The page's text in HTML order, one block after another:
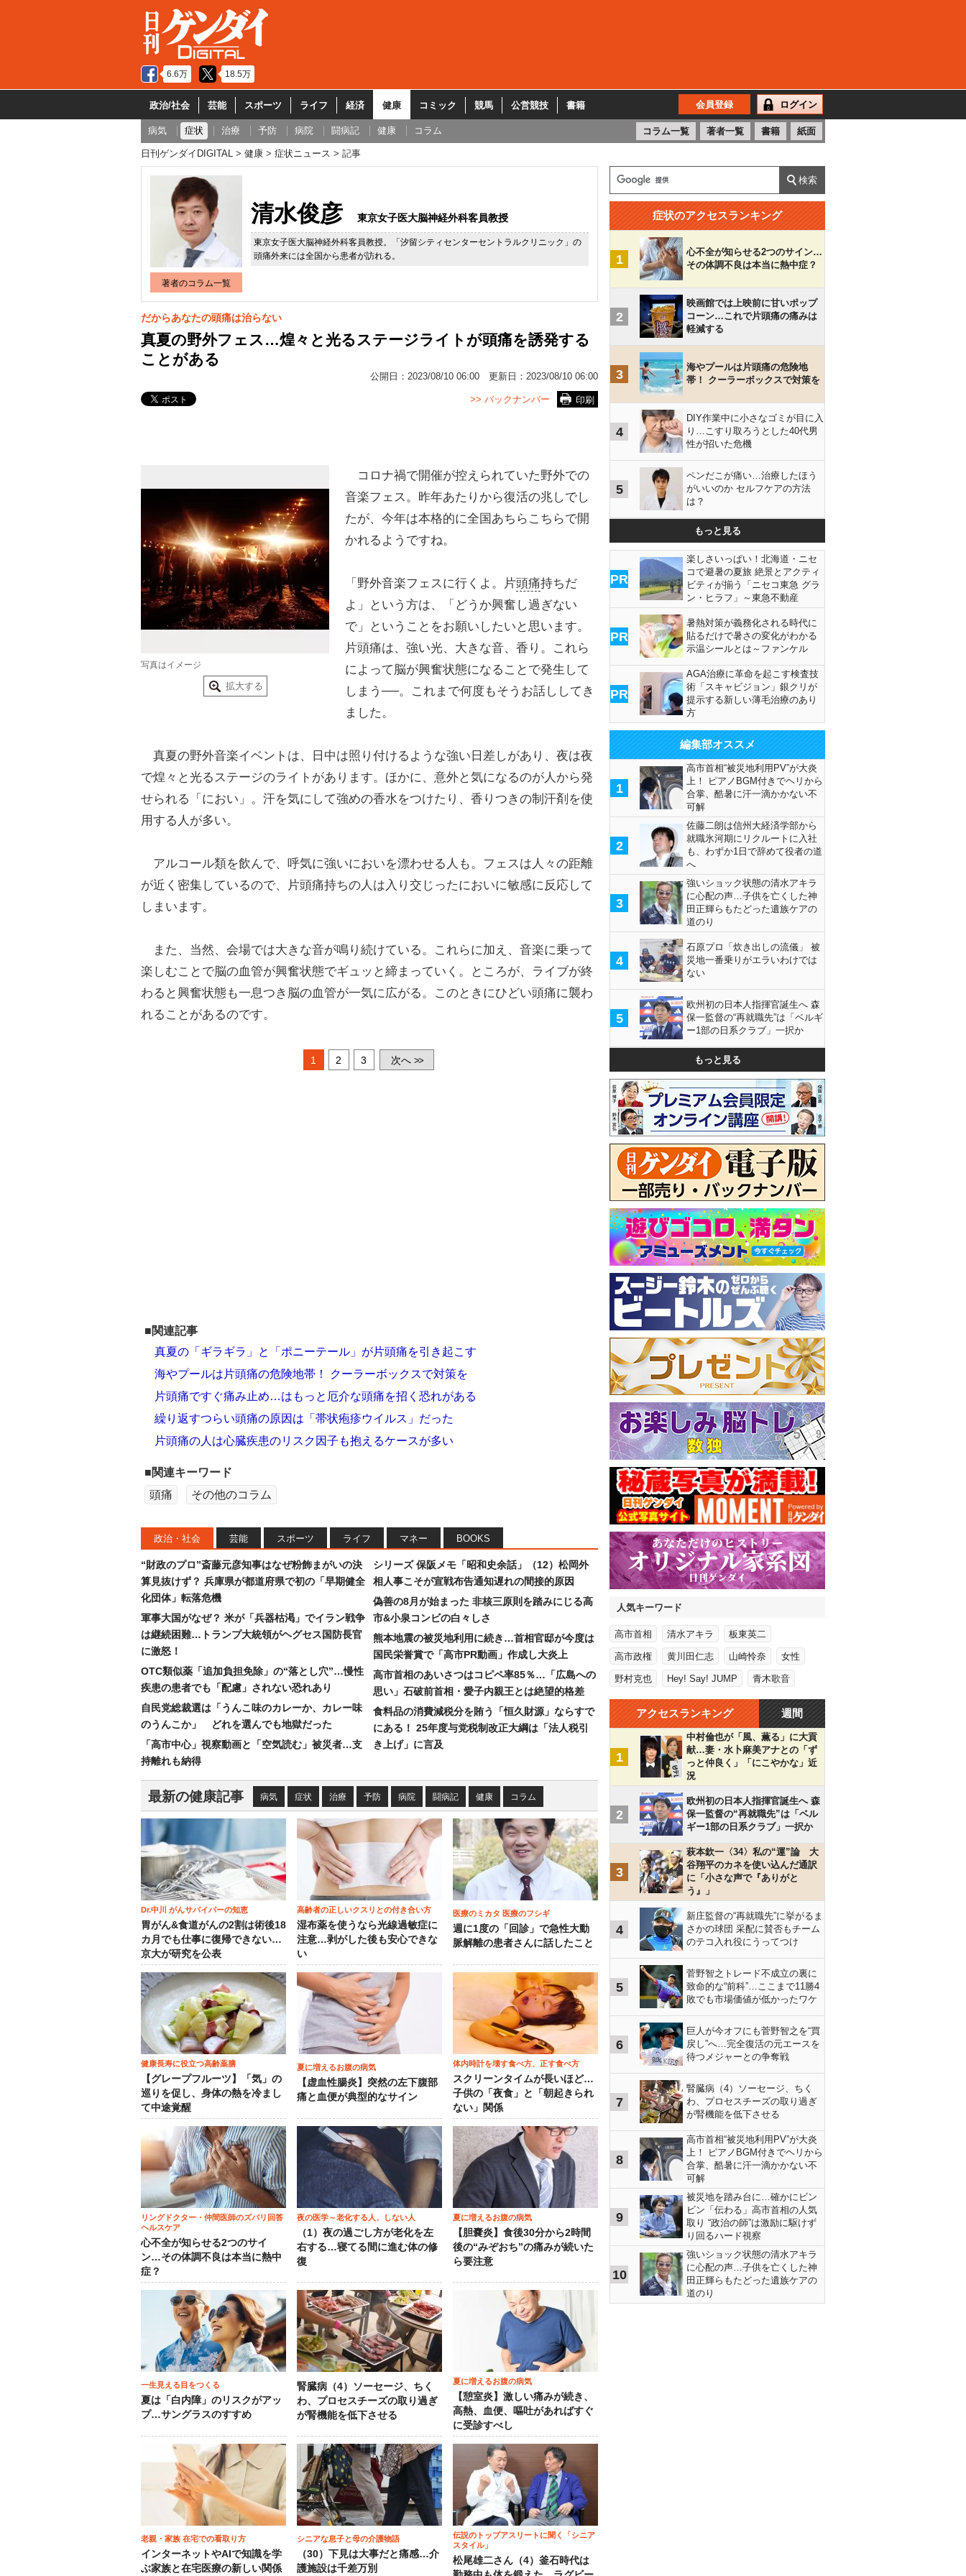
6.6万 18.5万
政治/社会 芸能 スポーツ ライフ 経済 健康 コミック 競馬 公営競技 書籍 会員登録 ログイン
病気 症状 治療 予防 病院 闘病記 健康 コラム コラム一覧 著者一覧 書籍 紙面
日刊ゲンダイDIGITAL 健康 症状ニュース 記事
著者のコラム一覧
清水俊彦 東京女子医大脳神経外科客員教授
東京女子医大脳神経外科客員教授。「汐留シティセンターセントラルクリニック」の
頭痛外来には全国から患者が訪れる。
だからあなたの頭痛は治らない
真夏の野外フェス…煌々と光るステージライトが頭痛を誘発する
ことがある
公開日： 2023/08/10 06:00 更新日： 2023/08/10 06:00
印刷
>> バックナンバー
写真はイメージ
拡大する
コロナ禍で開催が控えられていた野外での
音楽フェス。昨年あたりから復活の兆しでし
たが、今年は本格的に全国あちらこちらで開
かれるようですね。
「野外音楽フェスに行くよ。片頭痛持ちだ
よ」という方は、「どうか興奮し過ぎない
で」ということをお願いしたいと思います。
片頭痛は、強い光、大きな音、香り。これら
によって脳が興奮状態になることで発生して
しまう──。これまで何度もそうお話ししてき
ました。
真夏の野外音楽イベントは、日中は照り付けるような強い日差しがあり、夜は夜
で煌々と光るステージのライトがあります。ほかに、意外と気になるのが人から発
せられる「におい」。汗を気にして強めの香水をつけたり、香りつきの制汗剤を使
用する人が多い。
アルコール類を飲んで、呼気に強いにおいを漂わせる人も。フェスは人々の距離
が近く密集しているので、片頭痛持ちの人は入り交じったにおいに敏感に反応して
しまいます。
また、当然、会場では大きな音が鳴り続けている。これらに加え、音楽に乗って
楽しむことで脳の血管が興奮状態でギュッと締まっていく。ところが、ライブが終
わると興奮状態も一息つき脳の血管が一気に広がる。このときにひどい頭痛に襲わ
れることがあるのです。
1 2 3 次へ >>
■関連記事
真夏の「ギラギラ」と「ポニーテール」が片頭痛を引き起こす
海やプールは片頭痛の危険地帯！ クーラーボックスで対策を
片頭痛ですぐ痛み止め…はもっと厄介な頭痛を招く恐れがある
繰り返すつらい頭痛の原因は「帯状疱疹ウイルス」だった
片頭痛の人は心臓疾患のリスク因子も抱えるケースが多い
■関連キーワード
頭痛
その他のコラム
政治・社会 芸能 スポーツ ライフ マネー BOOKS
“財政のプロ”斎藤元彦知事はなぜ粉飾まがいの決
算見抜けず？ 兵庫県が都道府県で初の「早期健全
化団体」転落危機
軍事大国がなぜ？ 米が「兵器枯渇」でイラン戦争
は継続困難…トランプ大統領がヘグセス国防長官
に激怒！
OTC類似薬「追加負担免除」の“落とし穴”…慢性
疾患の患者でも「配慮」されない恐れあり
自民党総裁選は「うんこ味のカレーか、カレー味
のうんこか」 どれを選んでも地獄だった
「高市中心」視察動画と「空気読む」被災者…支
持離れも納得
シリーズ 保阪メモ「昭和史余話」（12）松岡外
相人事こそが宣戦布告通知遅れの間接的原因
偽善の8月が始まった 非核三原則を踏みにじる高
市&小泉コンビの白々しさ
熊本地震の被災地利用に続き…首相官邸が今度は
国民栄誉賞で「高市PR動画」作成し大炎上
高市首相のあいさつはコピペ率85％…「広島への
思い」石破前首相・愛子内親王とは絶望的格差
食料品の消費減税分を賄う「恒久財源」ならすで
にある！ 25年度与党税制改正大綱は「法人税引
き上げ」に言及
最新の健康記事 病気 症状 治療 予防 病院 闘病記 健康 コラム
Dr.中川 がんサバイバーの知恵
胃がん&食道がんの2割は術後18
カ月でも仕事に復帰できない…
京大が研究を公表
高齢者の正しいクスリとの付き合い方
湿布薬を使うなら光線過敏症に
注意…剥がした後も安心できな
い
医療のミカタ 医療のフシギ
週に1度の「回診」で急性大動
脈解離の患者さんに話したこと
健康長寿に役立つ高齢薬膳
【グレープフルーツ】「気」の
巡りを促し、身体の熱を冷まし
て中途覚醒
夏に増えるお腹の病気
【虚血性腸炎】突然の左下腹部
痛と血便が典型的なサイン
体内時計を壊す食べ方、正す食べ方
スクリーンタイムが長いほど…
子供の「夜食」と「朝起きられ
ない」関係
リングドクター・仲間医師のズバリ回答
ヘルスケア
心不全が知らせる2つのサイ
ン…その体調不良は本当に熱中
症？
夜の医学～老化する人、しない人
（1）夜の過ごし方が老化を左
右する…寝てる間に進む体の修
復
夏に増えるお腹の病気
【胆嚢炎】食後30分から2時間
後の“みぞおち”の痛みが続いた
ら要注意
一生見える目をつくる
夏は「白内障」のリスクがアッ
プ…サングラスのすすめ
腎臓病（4）ソーセージ、ちく
わ、プロセスチーズの取り過ぎ
が腎機能を低下させる
夏に増えるお腹の病気
【憩室炎】激しい痛みが続き、
高熱、血便、嘔吐があればすぐ
に受診すべし
老親・家族 在宅での看取り方
インターネットやAIで知識を学
ぶ家族と在宅医療の新しい関係
シニアな息子と母の介護物語
（30）下見は大事だと痛感…介
護施設は千差万別
伝説のトップアスリートに聞く「シニア
スタイル」
松尾雄二さん（4）釜石時代は
症状のアクセスランキング
1
心不全が知らせる2つのサイン…
その体調不良は本当に熱中症？
2
映画館では上映前に甘いポップ
コーン…これで片頭痛の痛みは
軽減する
3
海やプールは片頭痛の危険地
帯！ クーラーボックスで対策を
4
DIY作業中に小さなゴミが目に入
り…こすり取ろうとした40代男
性が招いた危機
5
ペンだこが痛い…治療したほう
がいいのか セルフケアの方法
は？
もっと見る
PR
楽しさいっぱい！北海道・ニセ
コで避暑の夏旅 絶景とアクティ
ビティが揃う「ニセコ東急 グラ
ン・ヒラフ」～東急不動産
PR
暑熱対策が義務化される時代に
貼るだけで暑さの変化がわかる
示温シールとは～ファンケル
PR
AGA治療に革命を起こす検査技
術「スキャビジョン」銀クリが
提示する新しい薄毛治療のあり
方
編集部オススメ
1
高市首相“被災地利用PV”が大炎
上！ ピアノBGM付きでヘリから
合掌、酷暑に汗一滴かかない不
可解
2
佐藤二朗は信州大経済学部から
就職氷河期にリクルートに入社
も、わずか1日で辞めて役者の道
へ
3
強いショック状態の清水アキラ
に心配の声…子供を亡くした神
田正輝らもたどった遺族ケアの
道のり
4
石原プロ「炊き出しの流儀」 被
災地一番乗りがエラいわけでは
ない
5
欧州初の日本人指揮官誕生へ 森
保一監督の“再就職先”は「ベルギ
ー1部の日系クラブ」一択か
もっと見る
人気キーワード
高市首相 清水アキラ 板東英二
高市政権 黄川田仁志 山崎怜奈 女性
野村克也 Hey! Say! JUMP 青木歌音
アクセスランキング 週間
1
中村倫也が「風、薫る」に大貢
献…妻・水卜麻美アナとの「ず
っと仲良く」「にこやかな」近
況
2
欧州初の日本人指揮官誕生へ 森
保一監督の“再就職先”は「ベル
ギー1部の日系クラブ」一択か
3
萩本欽一〈34〉私の“運”論 大
谷翔平のカネを使い込んだ通訳
に「小さな声で『ありがと
う』」
4
新庄監督の“再就職先”に挙がるま
さかの球団 采配に賛否もチーム
のテコ入れ役にうってつけ
5
菅野智之トレード不成立の裏に
致命的な“前科”…ここまで11勝4
敗でも市場価値が低かったワケ
6
巨人が今オフにも菅野智之を“買
戻し”へ…完全復活の元エースを
待つメジャーとの争奪戦
7
腎臓病（4）ソーセージ、ちく
わ、プロセスチーズの取り過ぎ
が腎機能を低下させる
8
高市首相“被災地利用PV”が大炎
上！ ピアノBGM付きでヘリから
合掌、酷暑に汗一滴かかない不
可解
9
被災地を踏み台に…確かにビン
ビン「伝わる」高市首相の人気
取り “政治の師”は激励に駆けず
り回るハード視察
10
強いショック状態の清水アキラ
に心配の声…子供を亡くした神
田正輝らもたどった遺族ケアの
道のり